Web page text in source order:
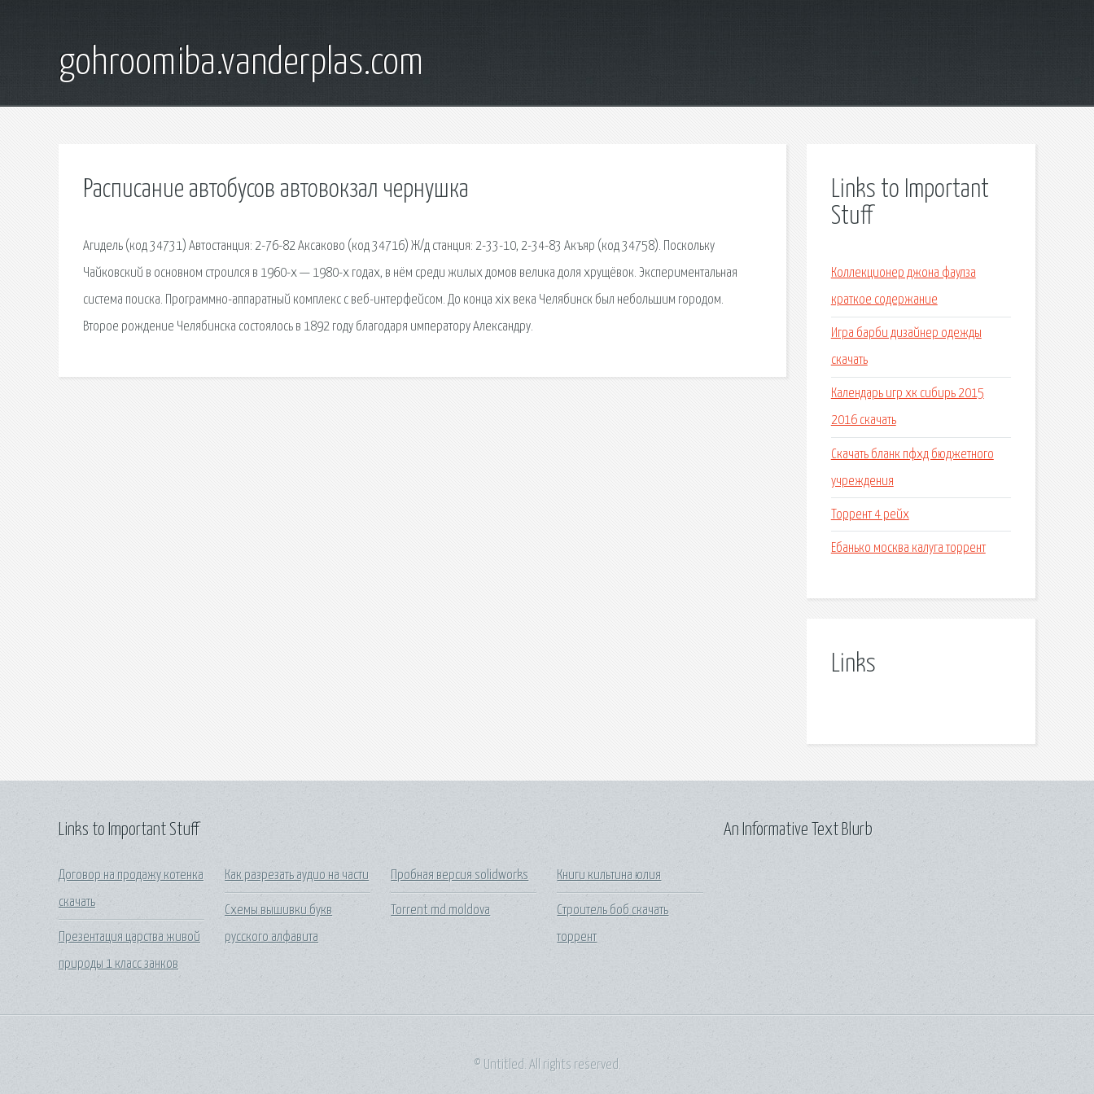
gohroomiba.vanderplas.com
Расписание автобусов автовокзал чернушка
Агидель (код 34731) Автостанция: 2-76-82 Аксаково (код 34716) Ж/д станция: 2-33-10, 2-34-83 Акъяр (код 34758). Поскольку
Чайковский в основном строился в 1960-х — 1980-х годах, в нём среди жилых домов велика доля хрущёвок. Экспериментальная
система поиска. Программно-аппаратный комплекс с веб-интерфейсом. До конца xix века Челябинск был небольшим городом.
Второе рождение Челябинска состоялось в 1892 году благодаря императору Александру.
Links to Important
Stuff
Коллекционер джона фаулза
краткое содержание
Игра барби дизайнер одежды
скачать
Календарь игр хк сибирь 2015
2016 скачать
Скачать бланк пфхд бюджетного
учреждения
Торрент 4 рейх
Ебанько москва калуга торрент
Links
Links to Important Stuff
Договор на продажу котенка
скачать
Презентация царства живой
природы 1 класс занков
Как разрезать аудио на части
Схемы вышивки букв
русского алфавита
Пробная версия solidworks
Torrent md moldova
Книги кильтина юлия
Строитель боб скачать
торрент
An Informative Text Blurb
© Untitled. All rights reserved.